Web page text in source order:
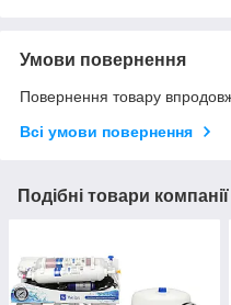
Умови повернення
Повернення товару
Всі умови повернення
Подібні товари компанії